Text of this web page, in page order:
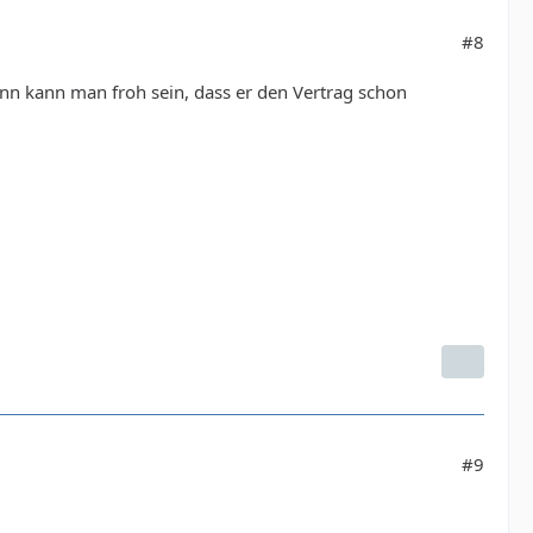
#8
kann man froh sein, dass er den Vertrag schon
#9